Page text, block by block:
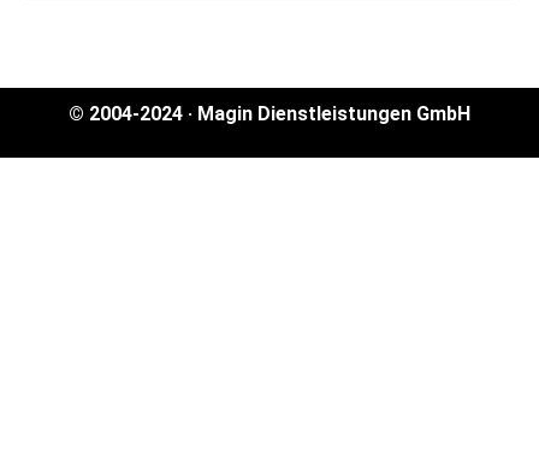
© 2004-2024 · Magin Dienstleistungen GmbH